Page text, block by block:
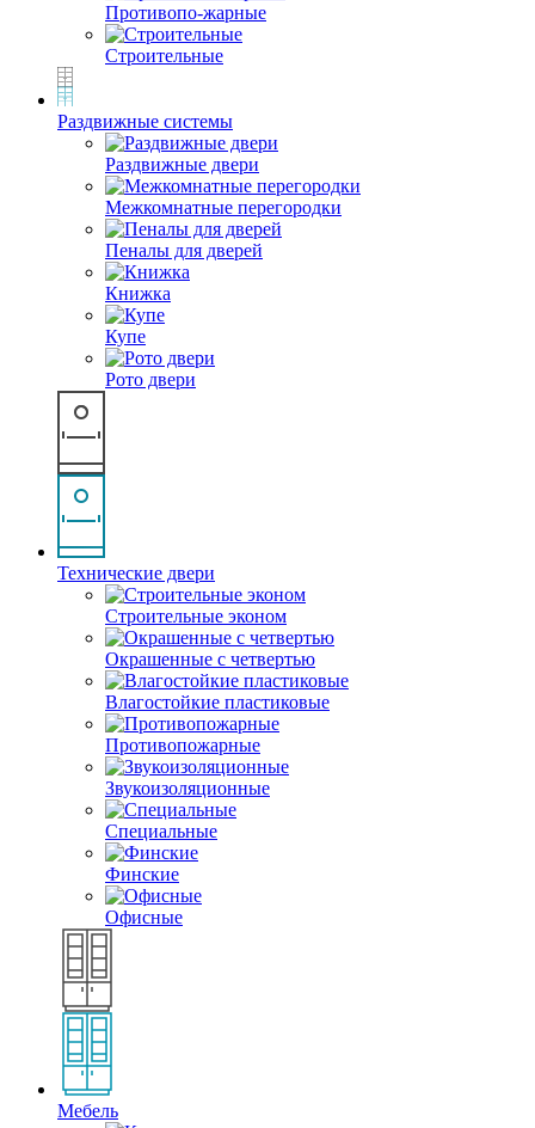
Противопо-жарные
Строительные
Раздвижные системы
Раздвижные двери
Межкомнатные перегородки
Пеналы для дверей
Книжка
Купе
Рото двери
Технические двери
Строительные эконом
Окрашенные с четвертью
Влагостойкие пластиковые
Противопожарные
Звукоизоляционные
Специальные
Финские
Офисные
Мебель